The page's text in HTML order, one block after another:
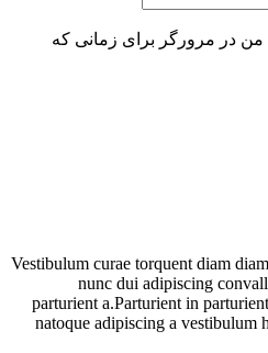
من در مرورگر برای زمانی که
Vestibulum curae torquent diam
nunc dui adipiscing
parturient a.Parturient in
natoque adipiscing a vestibulum